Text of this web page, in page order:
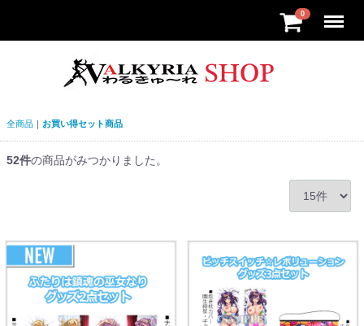
0
全商品 お買い得セット商品
52件の商品がみつかりました。